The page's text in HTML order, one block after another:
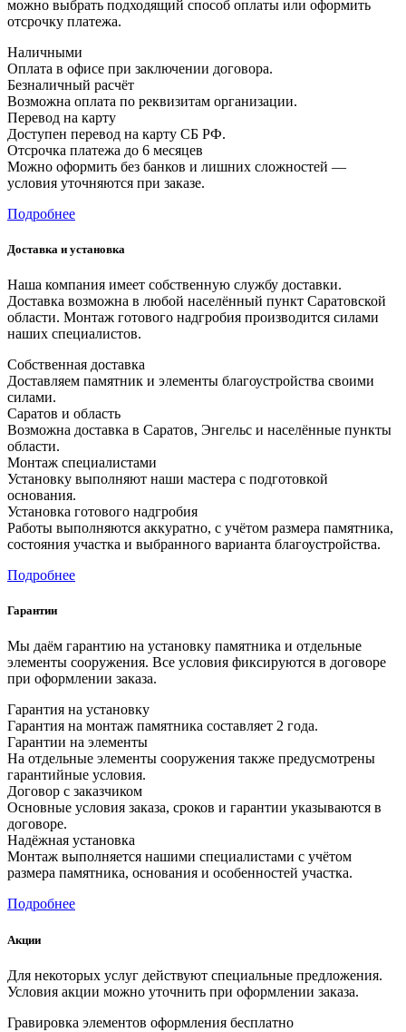
можно выбрать подходящий способ оплаты или оформить
отсрочку платежа.
Наличными
Оплата в офисе при заключении договора.
Безналичный расчёт
Возможна оплата по реквизитам организации.
Перевод на карту
Доступен перевод на карту СБ РФ.
Отсрочка платежа до 6 месяцев
Можно оформить без банков и лишних сложностей —
условия уточняются при заказе.
Подробнее
Доставка и установка
Наша компания имеет собственную службу доставки.
Доставка возможна в любой населённый пункт Саратовской
области. Монтаж готового надгробия производится силами
наших специалистов.
Собственная доставка
Доставляем памятник и элементы благоустройства своими
силами.
Саратов и область
Возможна доставка в Саратов, Энгельс и населённые пункты
области.
Монтаж специалистами
Установку выполняют наши мастера с подготовкой
основания.
Установка готового надгробия
Работы выполняются аккуратно, с учётом размера памятника,
состояния участка и выбранного варианта благоустройства.
Подробнее
Гарантии
Мы даём гарантию на установку памятника и отдельные
элементы сооружения. Все условия фиксируются в договоре
при оформлении заказа.
Гарантия на установку
Гарантия на монтаж памятника составляет 2 года.
Гарантии на элементы
На отдельные элементы сооружения также предусмотрены
гарантийные условия.
Договор с заказчиком
Основные условия заказа, сроков и гарантии указываются в
договоре.
Надёжная установка
Монтаж выполняется нашими специалистами с учётом
размера памятника, основания и особенностей участка.
Подробнее
Акции
Для некоторых услуг действуют специальные предложения.
Условия акции можно уточнить при оформлении заказа.
Гравировка элементов оформления бесплатно